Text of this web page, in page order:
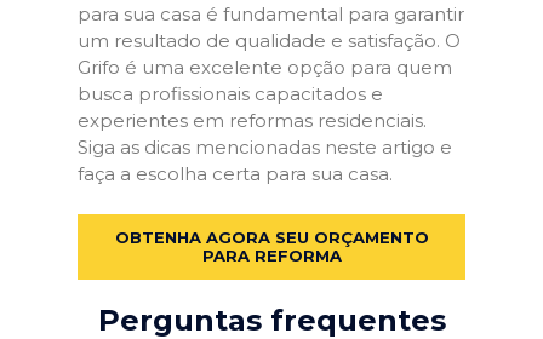
para sua casa é fundamental para garantir
um resultado de qualidade e satisfação. O
Grifo é uma excelente opção para quem
busca profissionais capacitados e
experientes em reformas residenciais.
Siga as dicas mencionadas neste artigo e
faça a escolha certa para sua casa.
OBTENHA AGORA SEU ORÇAMENTO
PARA REFORMA
Perguntas frequentes